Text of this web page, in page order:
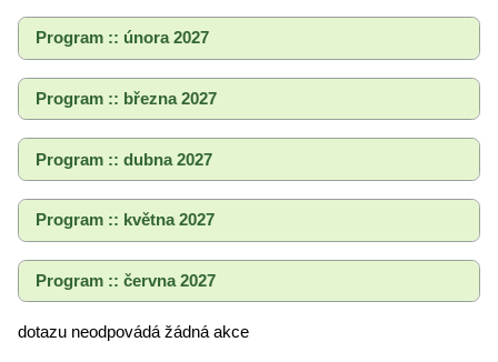
Program :: února 2027
Program :: března 2027
Program :: dubna 2027
Program :: května 2027
Program :: června 2027
dotazu neodpovádá žádná akce